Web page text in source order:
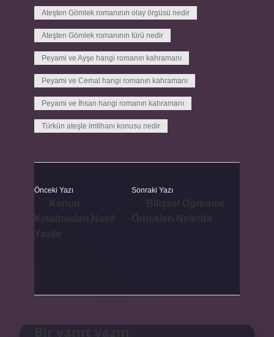
Ateşten Gömlek romanının olay örgüsü nedir
Ateşten Gömlek romanının türü nedir
Peyami ve Ayşe hangi romanın kahramanı
Peyami ve Cemal hangi romanın kahramanı
Peyami ve İhsan hangi romanın kahramanı
Türkün ateşle imtihanı konusu nedir
Önceki Yazı Sonraki Yazı